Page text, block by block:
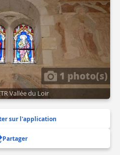
1 photo(s)
Vallée du Loir
sur l'application
Partager